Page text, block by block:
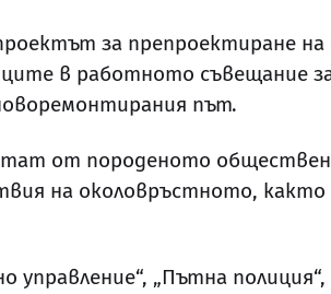
за препроектиране
в работното съвещание
път.
от породеното
на околовръстното,
„Пътна